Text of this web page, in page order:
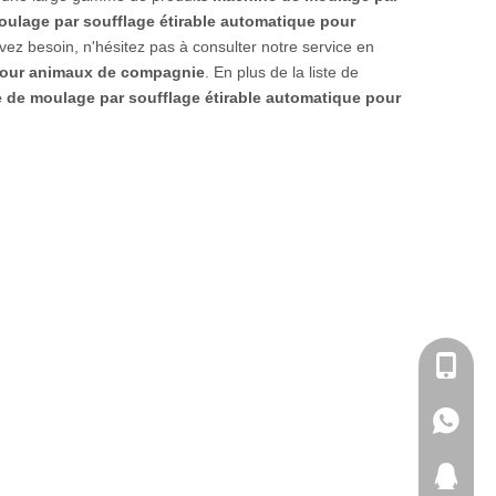
par soufflage étirable automatique pour
besoin, n'hésitez pas à consulter notre service en
animaux de compagnie . En plus de la liste de
de moulage par soufflage étirable automatique pour
+86-
+86-